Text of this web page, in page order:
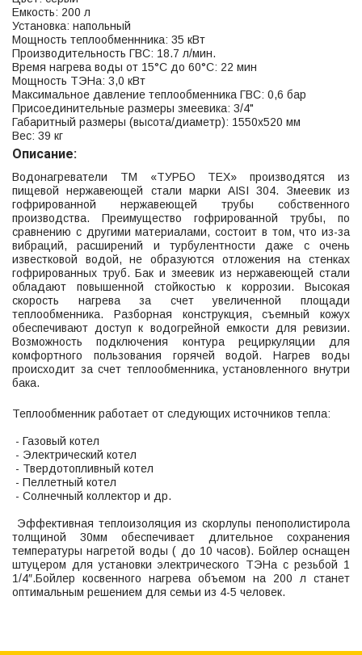
Емкость: 200 л
Установка: напольный
Мощность теплообменнника: 35 кВт
Производительность ГВС: 18.7 л/мин.
Время нагрева воды от 15°С до 60°С: 22 мин
Мощность ТЭНа: 3,0 кВт
Максимальное давление теплообменника ГВС: 0,6 бар
Присоединительные размеры змеевика: 3/4"
Габаритный размеры (высота/диаметр): 1550х520 мм
Вес: 39 кг
Описание:
Водонагреватели ТМ «ТУРБО ТЕХ» производятся из
пищевой нержавеющей стали марки AISI 304. Змеевик из
гофрированной нержавеющей трубы собственного
производства. Преимущество гофрированной трубы, по
сравнению с другими материалами, состоит в том, что из-за
вибраций, расширений и турбулентности даже с очень
известковой водой, не образуются отложения на стенках
гофрированных труб. Бак и змеевик из нержавеющей стали
обладают повышенной стойкостью к коррозии. Высокая
скорость нагрева за счет увеличенной площади
теплообменника. Разборная конструкция, съемный кожух
обеспечивают доступ к водогрейной емкости для ревизии.
Возможность подключения контура рециркуляции для
комфортного пользования горячей водой. Нагрев воды
происходит за счет теплообменника, установленного внутри
бака.
Теплообменник работает от следующих источников тепла:
- Газовый котел
- Электрический котел
- Твердотопливный котел
- Пеллетный котел
- Солнечный коллектор и др.
Эффективная теплоизоляция из скорлупы пенополистирола
толщиной 30мм обеспечивает длительное сохранения
температуры нагретой воды ( до 10 часов). Бойлер оснащен
штуцером для установки электрического ТЭНа с резьбой 1
1/4″.Бойлер косвенного нагрева объемом на 200 л станет
оптимальным решением для семьи из 4-5 человек.